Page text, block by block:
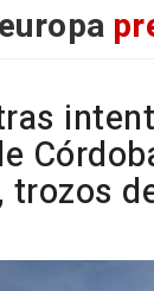
europa
trozos